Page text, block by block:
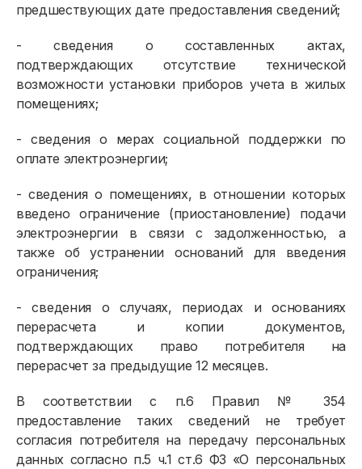
предшествующих дате предоставления сведений;
- сведения о составленных актах,
подтверждающих отсутствие технической
возможности установки приборов учета в жилых
помещениях;
- сведения о мерах социальной поддержки по
оплате электроэнергии;
- сведения о помещениях, в отношении которых
введено ограничение (приостановление) подачи
электроэнергии в связи с задолженностью, а
также об устранении оснований для введения
ограничения;
- сведения о случаях, периодах и основаниях
перерасчета и копии документов,
подтверждающих право потребителя на
перерасчет за предыдущие 12 месяцев.
В соответствии с п.6 Правил № 354
предоставление таких сведений не требует
согласия потребителя на передачу персональных
данных согласно п.5 ч.1 ст.6 ФЗ «О персональных